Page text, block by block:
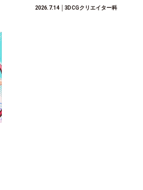
2026.7.14│3DCGクリエイター科